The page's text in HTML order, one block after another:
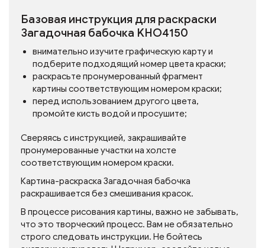
Базовая инструкция для раскраски
Загадочная бабочка KHO4150
внимательно изучите графическую карту и
подберите подходящий номер цвета краски;
раскрасьте пронумерованный фрагмент
картины соответствующим номером краски;
перед использованием другого цвета,
промойте кисть водой и просушите;
Сверяясь с инструкцией, закрашивайте
пронумерованные участки на холсте
соответствующим номером краски.
Картина-раскраска Загадочная бабочка
раскрашивается без смешивания красок.
В процессе рисования картины, важно не забывать,
что это творческий процесс. Вам не обязательно
строго следовать инструкции. Не бойтесь